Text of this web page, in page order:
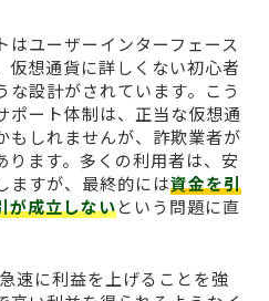
はユーザーインターフェース
仮想通貨に詳しくない初心者
な設計がされています。こう
ポート体制は、正当な仮想通
もしれませんが、詐欺業者が
ります。多くの利用者は、安
ますが、最終的には資金を引
が成立しないという問題に直
速に利益を上げることを強